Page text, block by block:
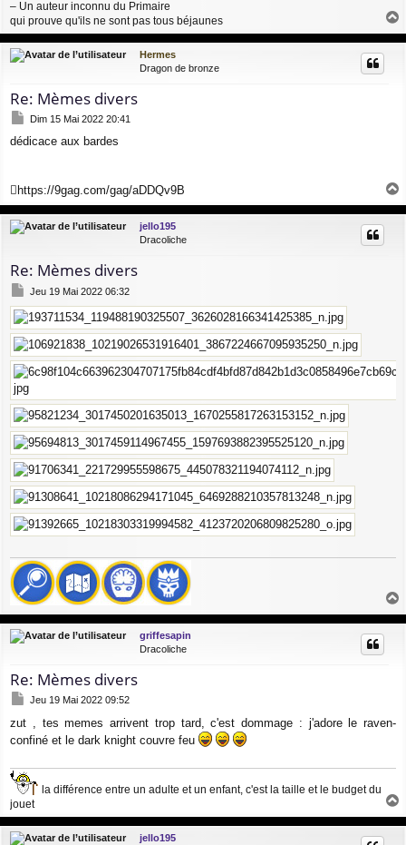
– Un auteur inconnu du Primaire
qui prouve qu'ils ne sont pas tous béjaunes
a
u
Hermes
Dragon de bronze
Re: Mèmes divers
M
s
g
e
Dim 15 Mai 2022 20:41
dédicace aux bardes
https://9gag.com/gag/aDDQv9B
a
u
jello195
Dracoliche
Re: Mèmes divers
M
s
s
a
g
e
Jeu 19 Mai 2022 06:32
a
u
griffesapin
Dracoliche
Re: Mèmes divers
M
s
e
Jeu 19 Mai 2022 09:52
zut , tes memes arrivent trop tard, c'est dommage : j'adore le raven-
confiné et le dark knight couvre feu
la différence entre un adulte et un enfant, c'est la taille et le budget du
jouet
a
u
jello195